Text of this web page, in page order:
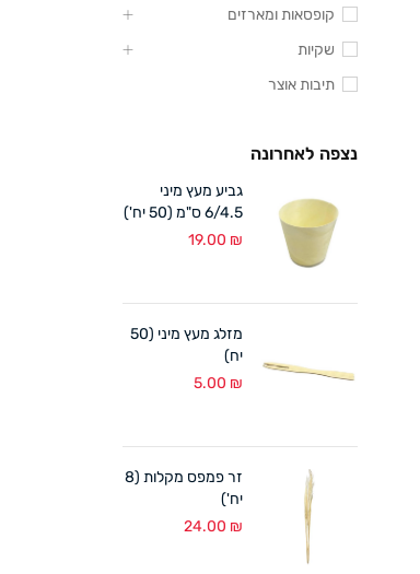
קופסאות ומארזים
שקיות
תיבות אוצר
נצפה לאחרונה
גביע מעץ מיני
6/4.5 ס"מ (50 יח')
19.00 ₪
מזלג מעץ מיני (50
יח)
5.00 ₪
זר פמפס מקלות (8
יח')
24.00 ₪